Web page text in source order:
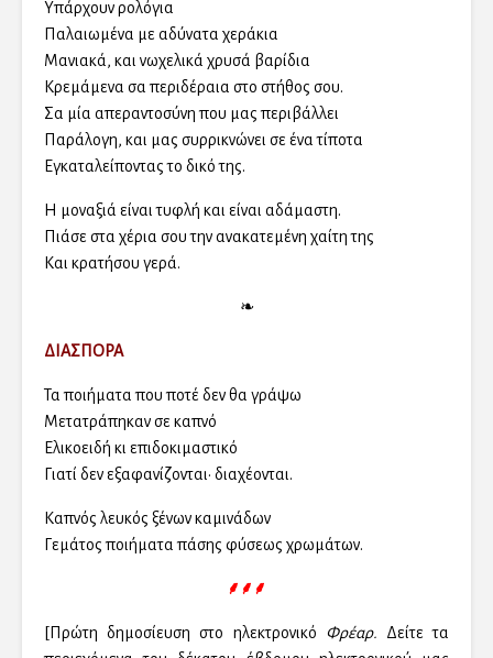
Υπάρχουν ρολόγια
Παλαιωμένα με αδύνατα χεράκια
Μανιακά, και νωχελικά χρυσά βαρίδια
Κρεμάμενα σα περιδέραια στο στήθος σου.
Σα μία απεραντοσύνη που μας περιβάλλει
Παράλογη, και μας συρρικνώνει σε ένα τίποτα
Εγκαταλείποντας το δικό της.
Η μοναξιά είναι τυφλή και είναι αδάμαστη.
Πιάσε στα χέρια σου την ανακατεμένη χαίτη της
Και κρατήσου γερά.
❧
ΔΙΑΣΠΟΡΑ
Τα ποιήματα που ποτέ δεν θα γράψω
Μετατράπηκαν σε καπνό
Ελικοειδή κι επιδοκιμαστικό
Γιατί δεν εξαφανίζονται· διαχέονται.
Καπνός λευκός ξένων καμινάδων
Γεμάτος ποιήματα πάσης φύσεως χρωμάτων.
⸙⸙⸙
[Πρώτη δημοσίευση στο ηλεκτρονικό Φρέαρ. Δείτε τα